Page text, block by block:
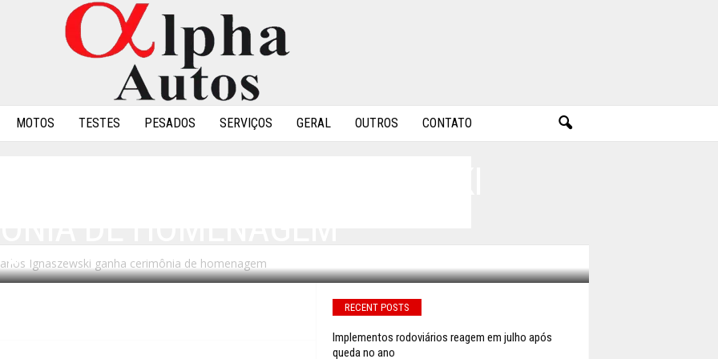
MOTOS TESTES PESADOS SERVIÇOS GERAL OUTROS CONTATO
Ignaszewski ganha cerimônia de homenagem
0
RECENT POSTS
Implementos rodoviários reagem em julho após
queda no ano